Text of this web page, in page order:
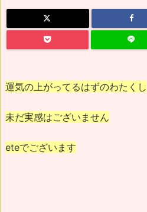
運気の上がってるはずのわたくし
未だ実感はございません
eteでございます